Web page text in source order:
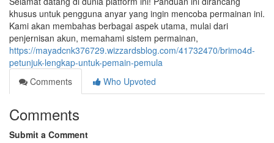
khusus untuk pengguna anyar yang ingin mencoba permainan ini.
Kami akan membahas berbagai aspek utama, mulai dari
penjernisan akun, memahami sistem permainan,
https://mayadcnk376729.wizzardsblog.com/41732470/brimo4d-
petunjuk-lengkap-untuk-pemain-pemula
Comments
Who Upvoted
Comments
Submit a Comment